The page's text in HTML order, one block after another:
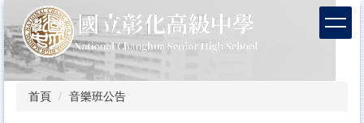
到
主
要
內
首頁 音樂班公告